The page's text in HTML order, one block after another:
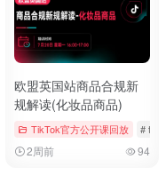
# 儿童时尚 # 女装与女士内衣
欧盟英国站商品合规新
规解读(化妆品商品)
TikTok官方公开课回放 # tiktok
2周前 94